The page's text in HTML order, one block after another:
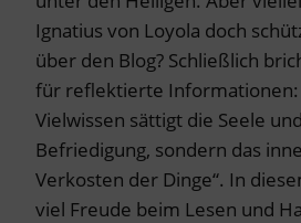
Ignatius von Loyola doch
über den Blog? Schließlich
für reflektierte Informationen:
Vielwissen sättigt die Seele
Befriedigung, sondern das
Verkosten der Dinge“. In
viel Freude beim Lesen und